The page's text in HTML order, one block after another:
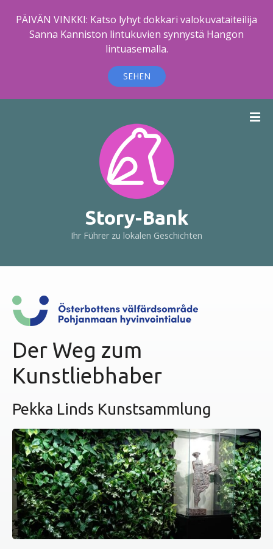
PÄIVÄN VINKKI: Katso lyhyt dokkari valokuvataiteilija
Sanna Kanniston lintukuvien synnystä Hangon
lintuasemalla.
SEHEN
r
Story-Bank
Ihr Führer zu lokalen Geschichten
Der Weg zum
Kunstliebhaber
Pekka Linds Kunstsammlung